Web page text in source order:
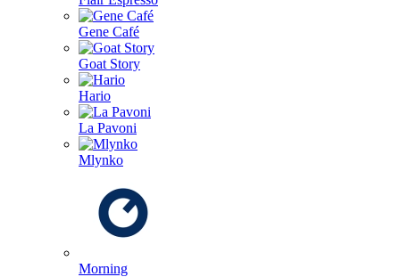
Gene Café
Goat Story
Hario
La Pavoni
Mlynko
Morning